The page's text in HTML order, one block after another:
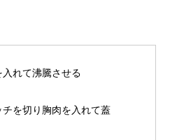
れて沸騰させる
を切り胸肉を入れて蓋